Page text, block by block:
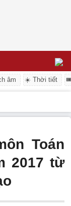
âm ☀️ Thời tiết
Toán
2017 từ